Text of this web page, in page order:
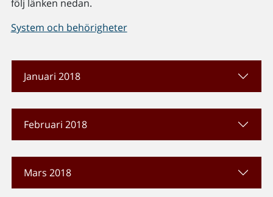
följ länken nedan.
System och behörigheter
Januari 2018
Februari 2018
Mars 2018